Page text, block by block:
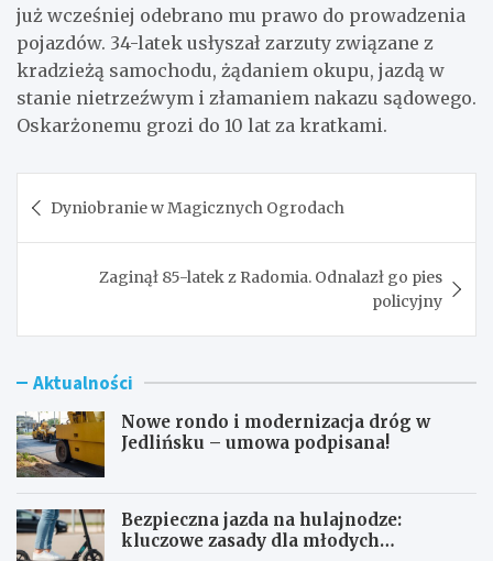
już wcześniej odebrano mu prawo do prowadzenia
pojazdów. 34-latek usłyszał zarzuty związane z
kradzieżą samochodu, żądaniem okupu, jazdą w
stanie nietrzeźwym i złamaniem nakazu sądowego.
Oskarżonemu grozi do 10 lat za kratkami.
wpisu
Dyniobranie w Magicznych Ogrodach
Zaginął 85-latek z Radomia. Odnalazł go pies
policyjny
Aktualności
Nowe rondo i modernizacja dróg w
Jedlińsku – umowa podpisana!
Bezpieczna jazda na hulajnodze:
kluczowe zasady dla młodych